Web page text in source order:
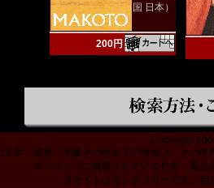
国 日本）
200円
Copyright
文章・価格・画像その他全ての情報は、その
本ショップに掲載されている社名、商
当サイトはリンクフリーです。相